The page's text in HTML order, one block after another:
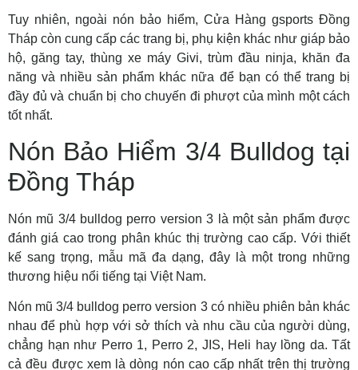
Tuy nhiên, ngoài nón bảo hiểm, Cửa Hàng gsports Đồng
Tháp còn cung cấp các trang bị, phụ kiện khác như giáp bảo
hộ, găng tay, thùng xe máy Givi, trùm đầu ninja, khăn đa
năng và nhiều sản phẩm khác nữa để bạn có thể trang bị
đầy đủ và chuẩn bị cho chuyến đi phượt của mình một cách
tốt nhất.
Nón Bảo Hiểm 3/4 Bulldog tại
Đồng Tháp
Nón mũ 3/4 bulldog perro version 3 là một sản phẩm được
đánh giá cao trong phân khúc thị trường cao cấp. Với thiết
kế sang trọng, mẫu mã đa dạng, đây là một trong những
thương hiệu nổi tiếng tại Việt Nam.
Nón mũ 3/4 bulldog perro version 3 có nhiều phiên bản khác
nhau để phù hợp với sở thích và nhu cầu của người dùng,
chẳng hạn như Perro 1, Perro 2, JIS, Heli hay lồng da. Tất
cả đều được xem là dòng nón cao cấp nhất trên thị trường